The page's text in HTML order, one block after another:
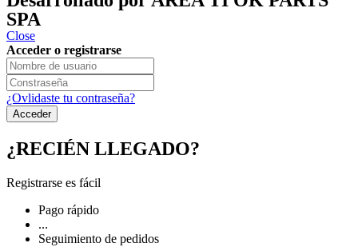
SPA
Close
Acceder o registrarse
¿Ovlidaste tu contraseña?
¿RECIÉN LLEGADO?
Registrarse es fácil
Pago rápido
...
Seguimiento de pedidos